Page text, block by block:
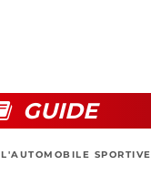
GUIDE
L'AUTOMOBILE SPORTIVE